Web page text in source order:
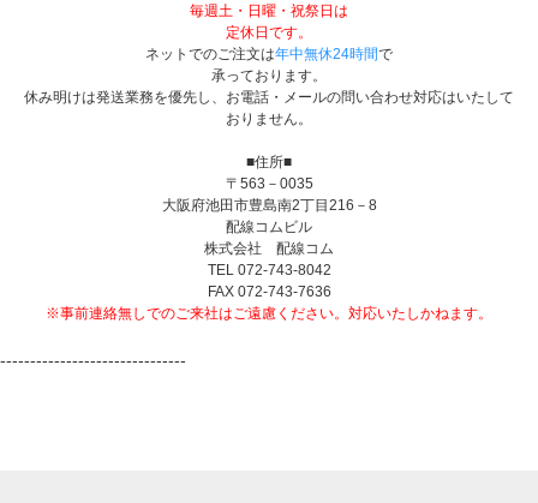
毎週土・日曜・祝祭日は
定休日です。
ネットでのご注文は年中無休24時間で
承っております。
休み明けは発送業務を優先し、お電話・メールの問い合わせ対応はいたして
おりません。
■住所■
〒563－0035
大阪府池田市豊島南2丁目216－8
配線コムビル
株式会社 配線コム
TEL 072-743-8042
FAX 072-743-7636
※事前連絡無しでのご来社はご遠慮ください。対応いたしかねます。
-------------------------------